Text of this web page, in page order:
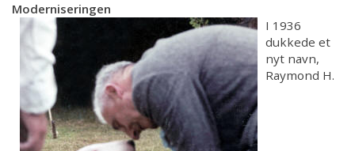
Moderniseringen
I 1936
dukkede et
nyt navn,
Raymond H.